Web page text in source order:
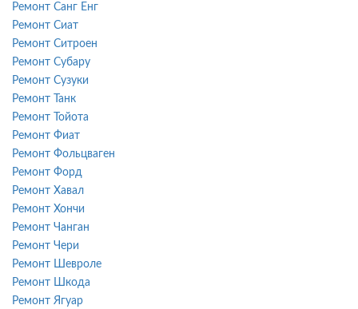
Ремонт Санг Енг
Ремонт Сиат
Ремонт Ситроен
Ремонт Субару
Ремонт Сузуки
Ремонт Танк
Ремонт Тойота
Ремонт Фиат
Ремонт Фольцваген
Ремонт Форд
Ремонт Хавал
Ремонт Хончи
Ремонт Чанган
Ремонт Чери
Ремонт Шевроле
Ремонт Шкода
Ремонт Ягуар